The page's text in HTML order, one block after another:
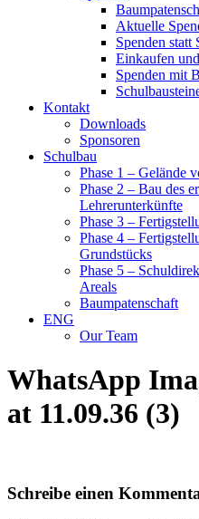
Aktuelle
Spenden statt
Einkaufen
Spenden mit
Kontakt
Downloads
Sponsoren
Schulbau
Phase 1 – Gelände
Phase 2 – Bau des
Lehrerunterkünfte
Phase 3 –
Phase 4 –
Grundstücks
Phase 5 –
Areals
Baumpatenschaft
ENG
Our Team
WhatsApp
at 11.09.36 (3)
Schreibe einen